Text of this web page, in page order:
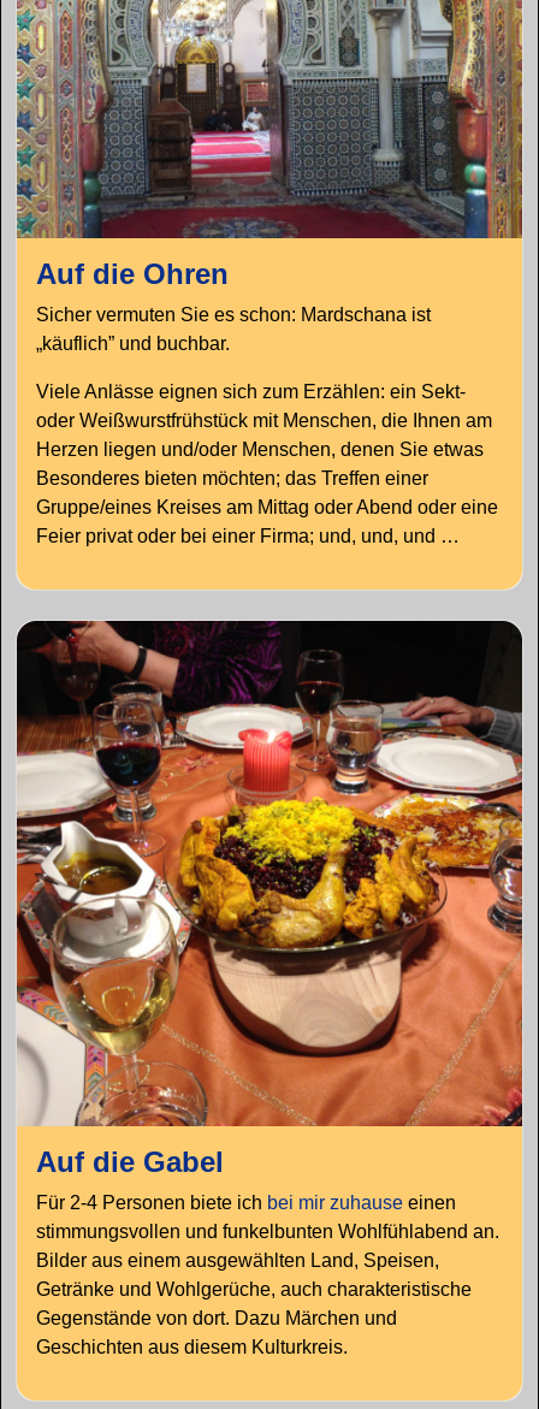
Auf die Ohren
Sicher vermuten Sie es schon: Mardschana ist
„käuflich” und buchbar.
Viele Anlässe eignen sich zum Erzählen: ein Sekt-
oder Weißwurstfrühstück mit Menschen, die Ihnen am
Herzen liegen und/oder Menschen, denen Sie etwas
Besonderes bieten möchten; das Treffen einer
Gruppe/eines Kreises am Mittag oder Abend oder eine
Feier privat oder bei einer Firma; und, und, und …
Auf die Gabel
Für 2-4 Personen biete ich bei mir zuhause einen
stimmungsvollen und funkelbunten Wohlfühlabend an.
Bilder aus einem ausgewählten Land, Speisen,
Getränke und Wohlgerüche, auch charakteristische
Gegenstände von dort. Dazu Märchen und
Geschichten aus diesem Kulturkreis.